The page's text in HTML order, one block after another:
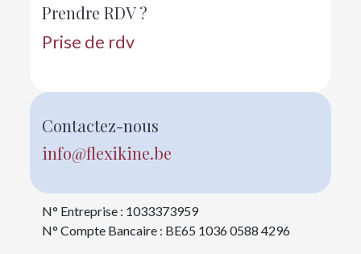
N° Entreprise : 1033373959
N° Compte Bancaire : BE65 1036 0588 4296
Prendre RDV ?
Prise de rdv
Contactez-nous
info@flexikine.be